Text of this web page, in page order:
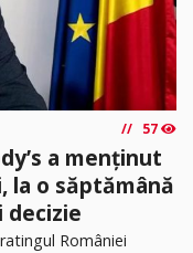
57
a menținut
la o săptămână
decizie
României